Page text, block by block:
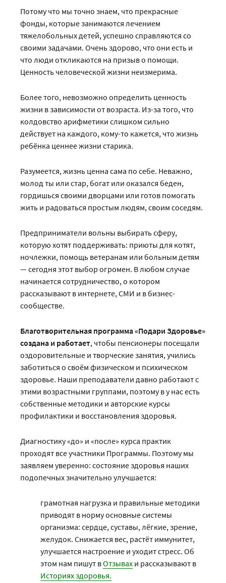
Потому что мы точно знаем, что прекрасные
фонды, которые занимаются лечением
тяжелобольных детей, успешно справляются со
своими задачами. Очень здорово, что они есть и
что люди откликаются на призыв о помощи.
Ценность человеческой жизни неизмерима.
Более того, невозможно определить ценность
жизни в зависимости от возраста. Из-за того, что
колдовство арифметики слишком сильно
действует на каждого, кому-то кажется, что жизнь
ребёнка ценнее жизни старика.
Разумеется, жизнь ценна сама по себе. Неважно,
молод ты или стар, богат или оказался беден,
гордишься своими дворцами или готов помогать
жить и радоваться простым людям, своим соседям.
Предприниматели вольны выбирать сферу,
которую хотят поддерживать: приюты для котят,
ночлежки, помощь ветеранам или больным детям
— сегодня этот выбор огромен. В любом случае
начинается сотрудничество, о котором
рассказывают в интернете, СМИ и в бизнес-
сообществе.
Благотворительная программа «Подари Здоровье»
создана и работает, чтобы пенсионеры посещали
оздоровительные и творческие занятия, учились
заботиться о своём физическом и психическом
здоровье. Наши преподаватели давно работают с
этими возрастными группами, поэтому в у нас есть
собственные методики и авторские курсы
профилактики и восстановления здоровья.
Диагностику «до» и «после» курса практик
проходят все участники Программы. Поэтому мы
заявляем уверенно: состояние здоровья наших
подопечных значительно улучшается:
грамотная нагрузка и правильные методики
приводят в норму основные системы
организма: сердце, суставы, лёгкие, зрение,
желудок. Снижается вес, растёт иммунитет,
улучшается настроение и уходит стресс. Об
этом нам пишут вОтзывах и рассказывают в
Историях здоровья.